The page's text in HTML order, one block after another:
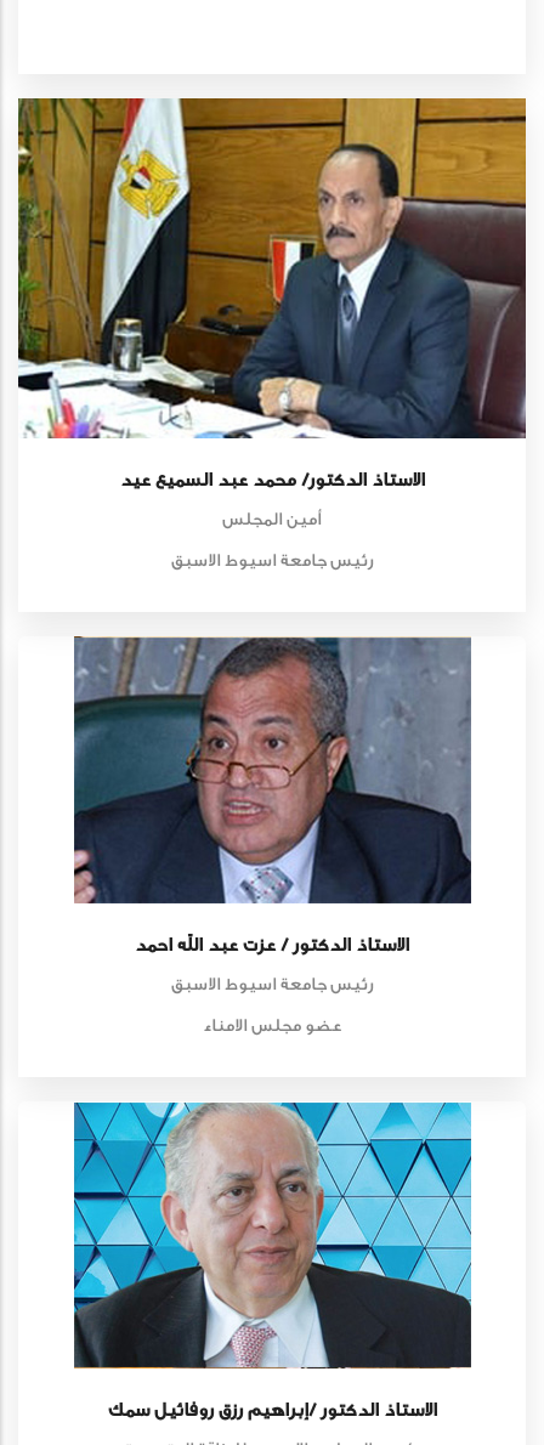
الاستاذ الدكتور/ محمد عبد السميع عيد
أمين المجلس
رئيس جامعة اسيوط الاسبق
الاستاذ الدكتور / عزت عبد الله احمد
رئيس جامعة اسيوط الاسبق
عضو مجلس الامناء
الاستاذ الدكتور /إبراهيم رزق روفائيل سمك